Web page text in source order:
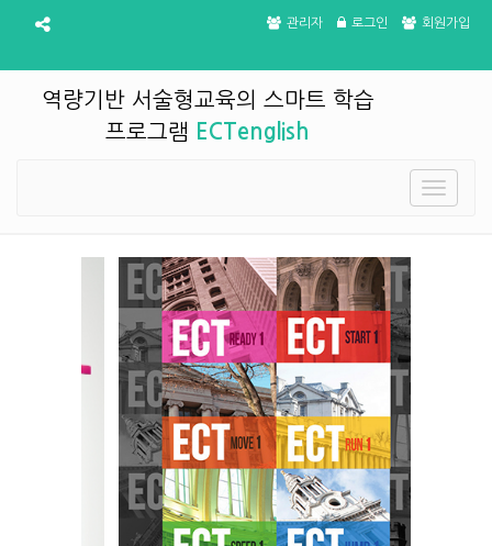
관리자 로그인 회원가입
역량기반 서술형교육의 스마트 학습
프로그램 ECTenglish
Toggle